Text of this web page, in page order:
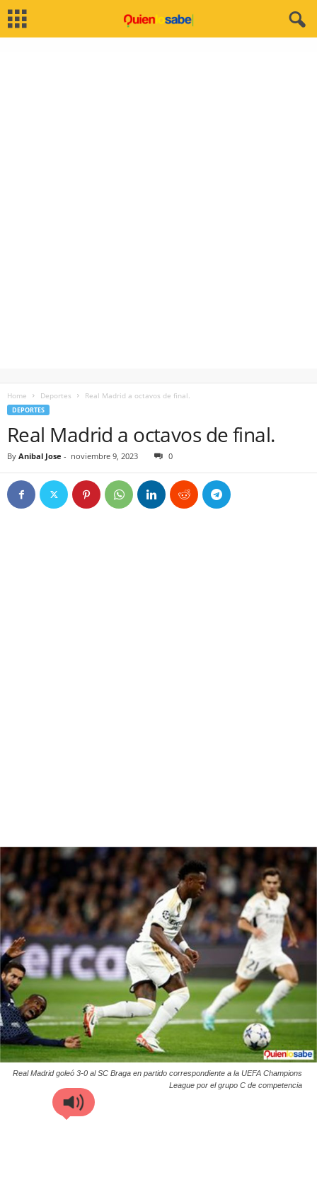
Home Deportes Real Madrid a octavos de final.
DEPORTES
Real Madrid a octavos de final.
By Anibal Jose - noviembre 9, 2023 0
Real Madrid goleó 3-0 al SC Braga en partido correspondiente a la UEFA Champions
League por el grupo C de competencia